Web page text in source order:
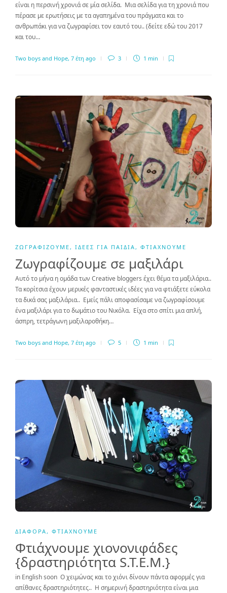
είναι η περσινή χρονιά σε μία σελίδα. Μια σελίδα για τη χρονιά που
πέρασε με ερωτήσεις με τα αγαπημένα του πράγματα και το
ανθρωπάκι για να ζωγραφίσει τον εαυτό του.. (δείτε εδώ του 2017
και του…
Two boys and Hope, 7 έτη ago 3 1 min
ΖΩΓΡΑΦΊΖΟΥΜΕ , ΙΔΈΕΣ ΓΙΑ ΠΑΙΔΙΆ , ΦΤΙΆΧΝΟΥΜΕ
Ζωγραφίζουμε σε μαξιλάρι
Αυτό το μήνα η ομάδα των Creative bloggers έχει θέμα τα μαξιλάρια..
Τα κορίτσια έχουν μερικές φανταστικές ιδέες για να φτιάξετε εύκολα
τα δικά σας μαξιλάρια.. Εμείς πάλι αποφασίσαμε να ζωγραφίσουμε
ένα μαξιλάρι για το δωμάτιο του Νικόλα. Είχα στο σπίτι μια απλή,
άσπρη, τετράγωνη μαξιλαροθήκη…
Two boys and Hope, 7 έτη ago 5 1 min
ΔΙΆΦΟΡΑ, ΦΤΙΆΧΝΟΥΜΕ
Φτιάχνουμε χιονονιφάδες
{δραστηριότητα S.T.E.M.}
in English soon Ο χειμώνας και το χιόνι δίνουν πάντα αφορμές για
απίθανες δραστηριότητες.. Η σημερινή δραστηριότητα είναι μια